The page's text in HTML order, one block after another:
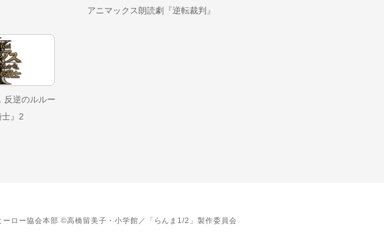
アニマックス朗読劇『逆転裁判』
反逆のルルー
』2
ロー協会本部 ©高橋留美子・小学館／「らんま1/2」製作委員会